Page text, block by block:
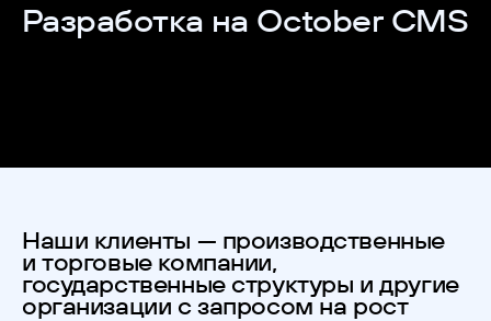
Разработка на October CMS
Наши клиенты — производственные
и торговые компании,
государственные структуры и другие
организации с запросом на рост